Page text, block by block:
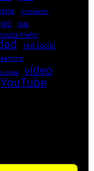
innovación
lista
Mozilla Firefox
red social
vídeo
YouTube